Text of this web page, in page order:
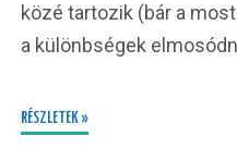
közé tartozik (bár a
a különbségek
RÉSZLETEK »